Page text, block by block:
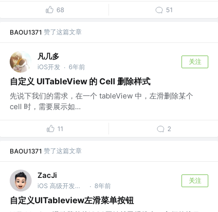
68 51
BAOU1371 赞了这篇文章
凡几多
iOS开发 · 6年前
关注
自定义 UITableView 的 Cell 删除样式
先说下我们的需求，在一个 tableView 中，左滑删除某个
cell 时，需要展示如...
11 2
BAOU1371 赞了这篇文章
ZacJi
iOS 高级开发工程师 @Coupang · 8年前
关注
自定义UITableview左滑菜单按钮